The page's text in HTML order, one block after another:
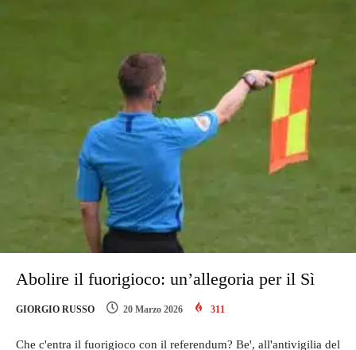
Abolire il fuorigioco: un’allegoria per il Sì
GIORGIO RUSSO 20 Marzo 2026 311
Che c'entra il fuorigioco con il referendum? Be', all'antivigilia del